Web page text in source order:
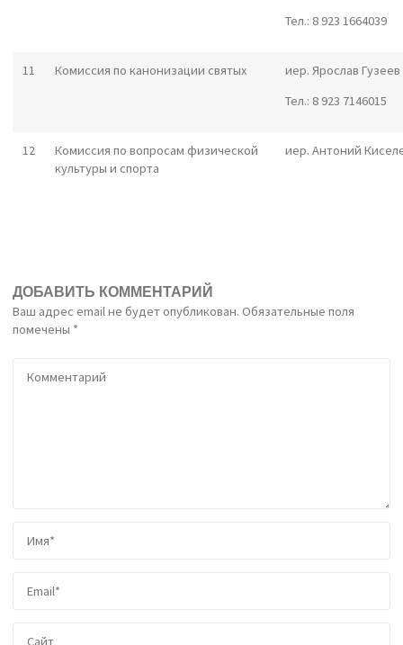
Тел.: 8 923 1664039
11 Комиссия по канонизации святых
иер. Ярослав Гузеев
Тел.: 8 923 7146015
12
Комиссия по вопросам физической
культуры и спорта
иер. Антоний
ДОБАВИТЬ КОММЕНТАРИЙ
Ваш адрес email не будет опубликован. Обязательные поля
помечены *